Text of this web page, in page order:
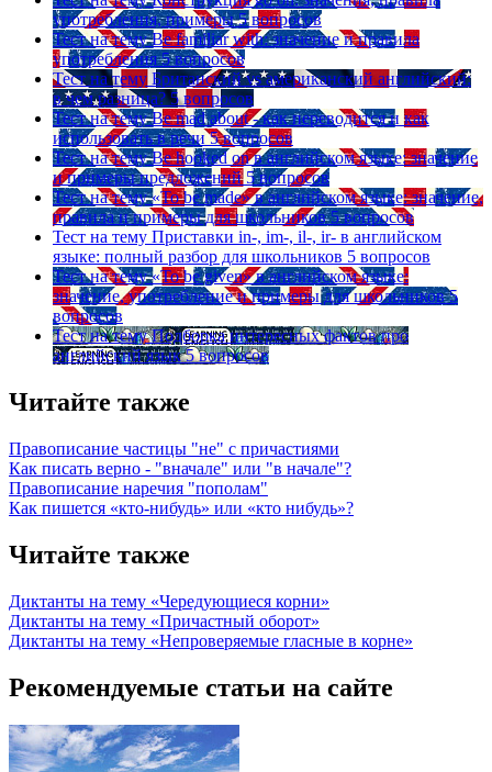
употребления, примеры 5 вопросов
Тест на тему Be familiar with: значение и правила
употребления 5 вопросов
Тест на тему Британский vs американский английский:
в чем разница? 5 вопросов
Тест на тему Be mad about - как переводится и как
использовать в речи 5 вопросов
Тест на тему Be hooked on в английском языке: значение
и примеры предложений 5 вопросов
Тест на тему «To be made» в английском языке: значение,
правила и примеры для школьников 5 вопросов
Тест на тему Приставки in-, im-, il-, ir- в английском
языке: полный разбор для школьников 5 вопросов
Тест на тему «To be given» в английском языке:
значение, употребление и примеры для школьников 5
вопросов
Тест на тему Подборка интересных фактов про
английский язык 5 вопросов
Читайте также
Правописание частицы "не" с причастиями
Как писать верно - "вначале" или "в начале"?
Правописание наречия "пополам"
Как пишется «кто-нибудь» или «кто нибудь»?
Читайте также
Диктанты на тему «Чередующиеся корни»
Диктанты на тему «Причастный оборот»
Диктанты на тему «Непроверяемые гласные в корне»
Рекомендуемые статьи на сайте